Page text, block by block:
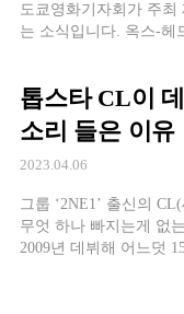
도쿄영화기자회가 주최
는 소식입니다. 옥스-헤
사라진 한 명이 자신과
장소에 찾아가 […]
톱스타 CL이
소리 들은 이유
2023.04.06
그룹 ‘2NE1’ 출신의
무엇 하나 빠지는게 없
2009년 데뷔해 어느덧